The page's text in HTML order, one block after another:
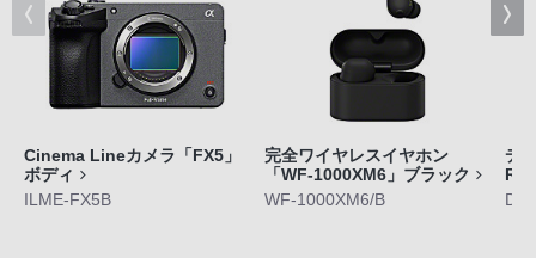
Cinema Lineカメラ「FX5」
ボディ
ILME-FX5B
完全ワイヤレスイヤホン
「WF-1000XM6」ブラック
WF-1000XM6/B
デ